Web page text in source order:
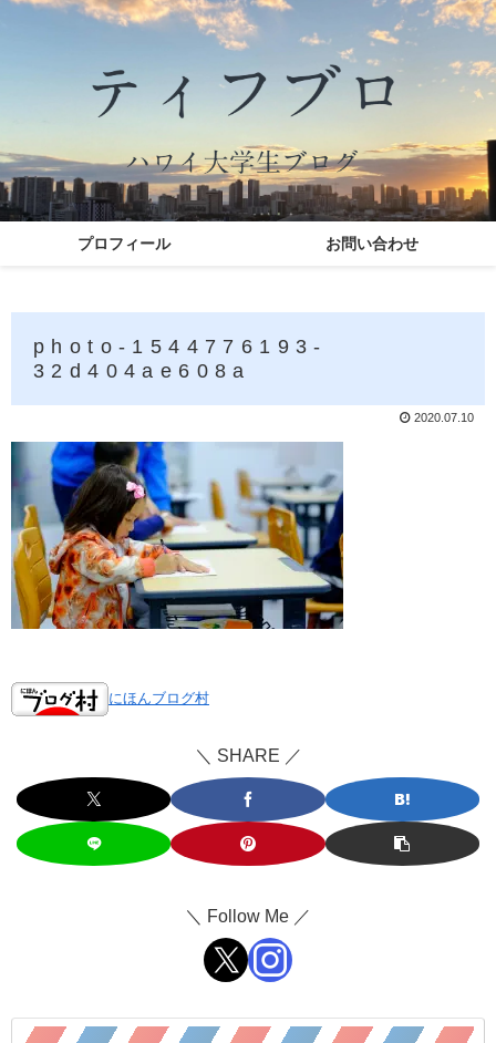
プロフィール お問い合わせ
photo-1544776193-
32d404ae608a
2020.07.10
にほんブログ村
＼ SHARE ／
＼ Follow Me ／